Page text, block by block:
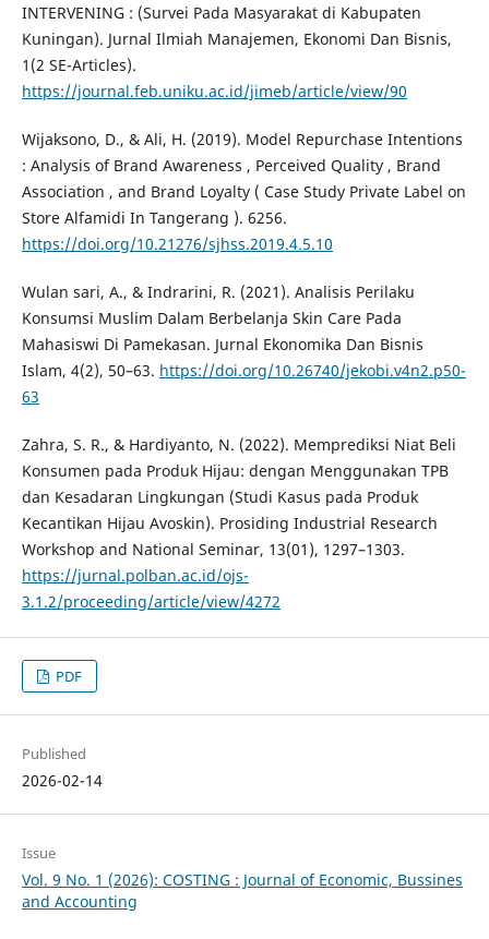
INTERVENING : (Survei Pada Masyarakat di Kabupaten
Kuningan). Jurnal Ilmiah Manajemen, Ekonomi Dan Bisnis,
1(2 SE-Articles).
https://journal.feb.uniku.ac.id/jimeb/article/view/90
Wijaksono, D., & Ali, H. (2019). Model Repurchase Intentions
: Analysis of Brand Awareness , Perceived Quality , Brand
Association , and Brand Loyalty ( Case Study Private Label on
Store Alfamidi In Tangerang ). 6256.
https://doi.org/10.21276/sjhss.2019.4.5.10
Wulan sari, A., & Indrarini, R. (2021). Analisis Perilaku
Konsumsi Muslim Dalam Berbelanja Skin Care Pada
Mahasiswi Di Pamekasan. Jurnal Ekonomika Dan Bisnis
Islam, 4(2), 50–63. https://doi.org/10.26740/jekobi.v4n2.p50-
63
Zahra, S. R., & Hardiyanto, N. (2022). Memprediksi Niat Beli
Konsumen pada Produk Hijau: dengan Menggunakan TPB
dan Kesadaran Lingkungan (Studi Kasus pada Produk
Kecantikan Hijau Avoskin). Prosiding Industrial Research
Workshop and National Seminar, 13(01), 1297–1303.
https://jurnal.polban.ac.id/ojs-
3.1.2/proceeding/article/view/4272
PDF
Published
2026-02-14
Issue
Vol. 9 No. 1 (2026): COSTING : Journal of Economic, Bussines
and Accounting